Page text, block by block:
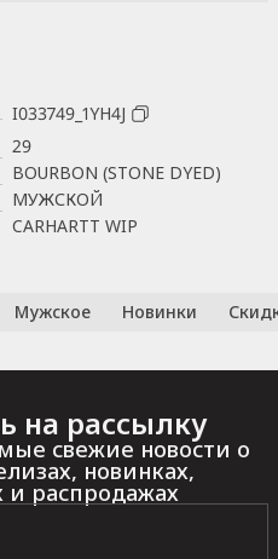
I033749_1YH4J
29
BOURBON (STONE DYED)
МУЖСКОЙ
CARHARTT WIP
Мужское Новинки
на рассылку
свежие новости о
новинках,
распродажах